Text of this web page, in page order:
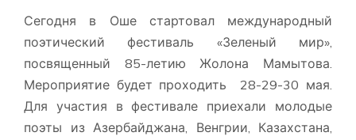
Сегодня в Оше стартовал международный
поэтический фестиваль «Зеленый мир»,
посвященный 85-летию Жолона Мамытова.
Мероприятие будет проходить 28-29-30 мая.
Для участия в фестивале приехали молодые
поэты из Азербайджана, Венгрии, Казахстана,